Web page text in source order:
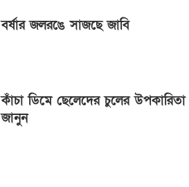
বর্ষার জলরঙে সাজছে জাবি
কাঁচা ডিমে ছেলেদের চুলের উপকারিতা
জানুন